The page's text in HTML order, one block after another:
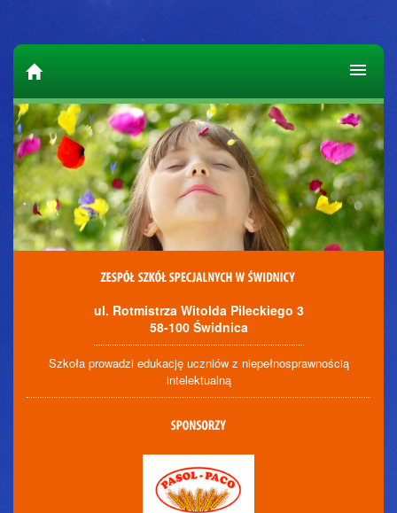
ul. Rotmistrza Witolda Pileckiego 3
58-100 Świdnica
Szkoła prowadzi edukację uczniów z niepełnosprawnością
intelektualną